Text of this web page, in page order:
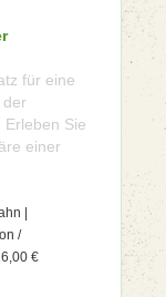
für eine
Erleben Sie
einer
|
/
€